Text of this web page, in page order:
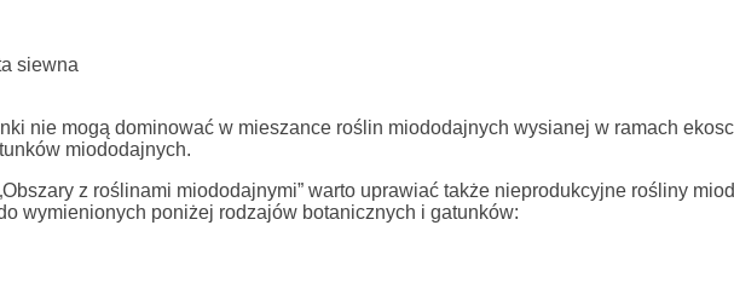
siewna
nie mogą dominować w mieszance roślin miododajnych wysianej w ramach
miododajnych.
z roślinami miododajnymi” warto uprawiać także nieprodukcyjne rośliny
wymienionych poniżej rodzajów botanicznych i gatunków: